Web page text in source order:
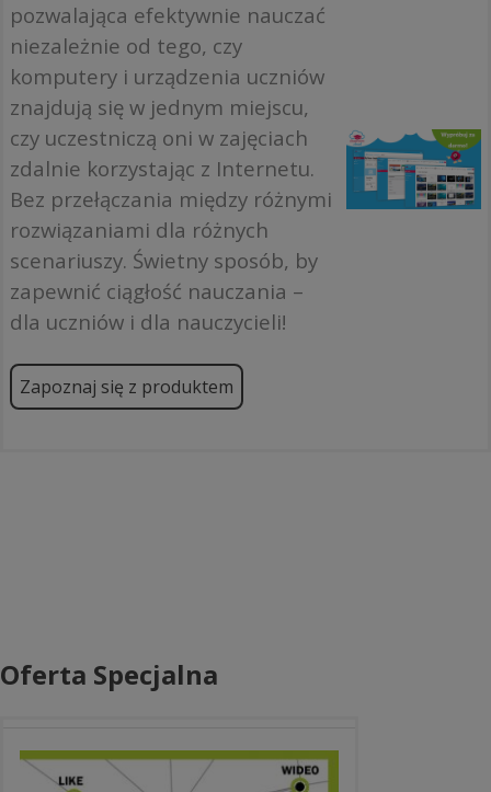
pozwalająca efektywnie nauczać
niezależnie od tego, czy
komputery i urządzenia uczniów
znajdują się w jednym miejscu,
czy uczestniczą oni w zajęciach
zdalnie korzystając z Internetu.
Bez przełączania między różnymi
rozwiązaniami dla różnych
scenariuszy. Świetny sposób, by
zapewnić ciągłość nauczania –
dla uczniów i dla nauczycieli!
Zapoznaj się z produktem
Oferta Specjalna